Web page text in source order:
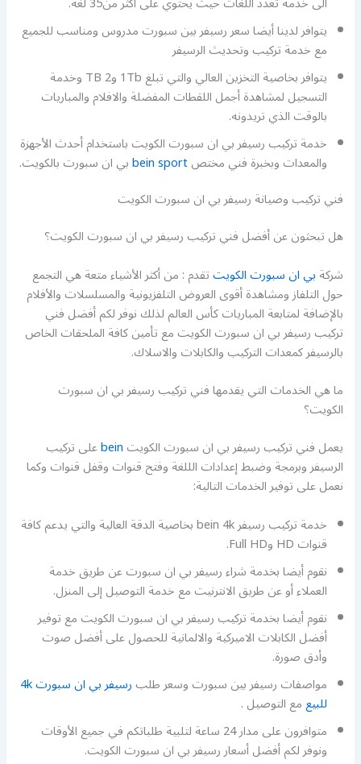
يتوافر لدينا أيضا سعر رسيفر بين سبورت مدروس ومناسب للجميع
مع خدمة تركيب وتحديث الرسيفر
يتوافر بخاصية التخزين العالي والتي تبلغ 1Tb و2 TB وخدمة
التسجيل لمشاهدة أجمل اللقطات المفضلة والافلام والمباريات
بالوقت الذي تريدونه.
خدمة تركيب رسيفر بي ان سبورت الكويت باستخدام أحدث الأجهزة
والمعدات وبخبرة فني مختصbein sportبي ان سبورت بالكويت.
فني تركيب وصيانة رسيفر بي ان سبورت الكويت
هل تبحثون عن أفضل فني تركيب رسيفر بي ان سبورت الكويت؟
شركةبي ان سبورت الكويتتقدم : من أكثر الأشياء متعة هي التجمع
حول التلفاز ومشاهدة أقوى العروض التلفزيونية والمسلسلات والأفلام
بالإضافة لمتابعة المباريات كأس العالم لذلك نوفر لكم أفضل فني
تركيب رسيفر بي ان سبورت الكويت مع تأمين كافة الملحقات الخاص
بالرسيفر كمعدات التركيب والكابلات والاسلاك.
ما هي الخدمات التي يقدمها فني تركيب رسيفر بي ان سبورت
الكويت؟
يعمل فني تركيب رسيفر بي ان سبورت الكويتbeinعلى تركيب
الرسيفر وبرمجة وضبط إعدادات الللغة وفتح قنوات وقفل قنوات وكما
نعمل على توفير الخدمات التالية:
خدمة تركيب رسيفر bein 4k بخاصية الدقة العالية والتي يدعم كافة
قنوات HD وFull HD.
نقوم أيضا بخدمة شراء رسيفر بي ان سبورت عن طريق خدمة
العملاء أو عن طريق الانترنيت مع خدمة التوصيل إلى المنزل.
نقوم أيضا بخدمة تركيب رسيفر بي ان سبورت الكويت مع توفير
أفضل الكابلات الاميركية والالمانية للحصول على أفضل صوت
وأدق صورة.
مواصفات رسيفر بين سبورت وسعر طلب
رسيفر بي ان سبورت 4k
للبيعمع التوصيل .
متوافرون على مدار 24 ساعة لتلبية طلباتكم في جميع الأوقات
ونوفر لكم أفضل أسعار رسيفر بي ان سبورت الكويت.